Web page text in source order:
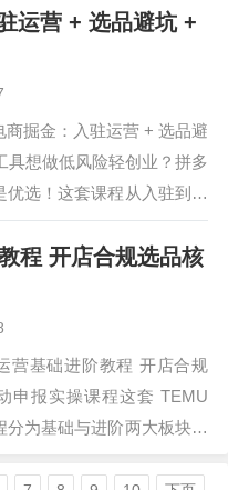
商商家与会计从业者，覆
，详解各平台账单导出取
，…
运营 + 选品避坑 +
商掘金：入驻运营 + 选品避
具想做低风险轻创业？拼多
优选！这套课程从入驻到运
白也能快速上手。七年实战
指南，教你避开重灾区、新
品不碰雷区，快速锁定优
操教学，边讲边练，每个
程 开店合规选品核
营基础进阶教程 开店合规
申报实操课程这套 TEMU
分为基础与进阶两大板块，